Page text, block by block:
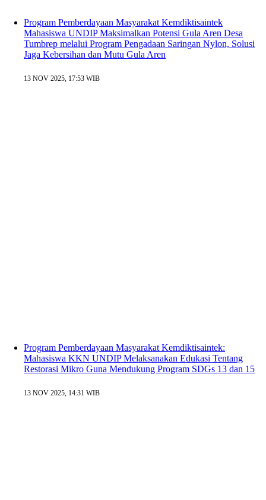
Program Pemberdayaan Masyarakat Kemdiktisaintek
Mahasiswa UNDIP Maksimalkan Potensi Gula Aren Desa
Tumbrep melalui Program Pengadaan Saringan Nylon, Solusi
Jaga Kebersihan dan Mutu Gula Aren
13 NOV 2025, 17:53 WIB
Program Pemberdayaan Masyarakat Kemdiktisaintek:
Mahasiswa KKN UNDIP Melaksanakan Edukasi Tentang
Restorasi Mikro Guna Mendukung Program SDGs 13 dan 15
13 NOV 2025, 14:31 WIB